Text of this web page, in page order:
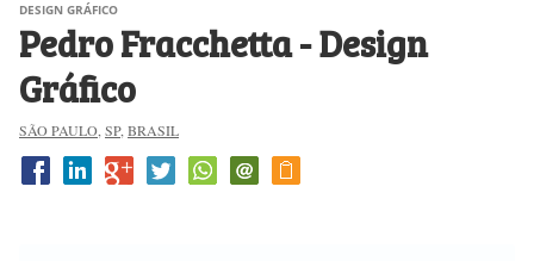
DESIGN GRÁFICO
Pedro Fracchetta - Design
Gráfico
SÃO PAULO SP, BRASIL